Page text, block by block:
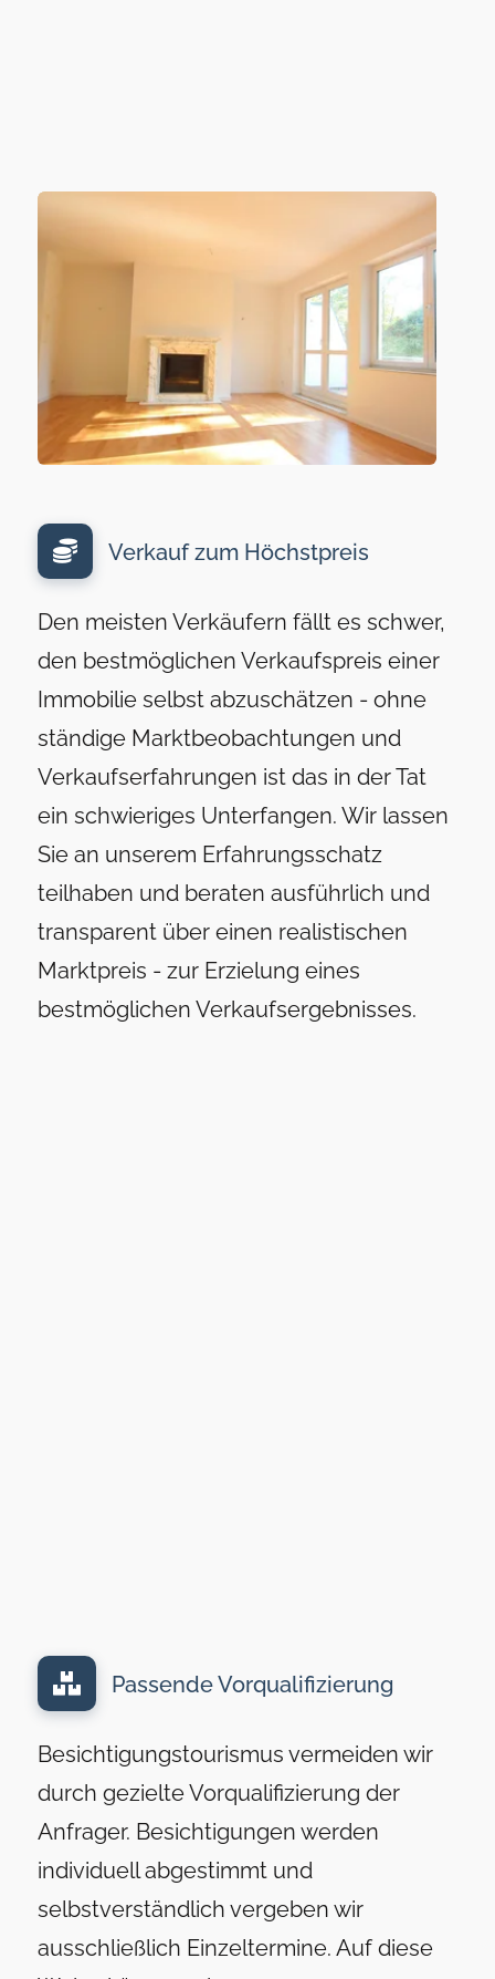
Verkauf zum Höchstpreis
Den meisten Verkäufern fällt es schwer,
den bestmöglichen Verkaufspreis einer
Immobilie selbst abzuschätzen - ohne
ständige Marktbeobachtungen und
Verkaufserfahrungen ist das in der Tat
ein schwieriges Unterfangen. Wir lassen
Sie an unserem Erfahrungsschatz
teilhaben und beraten ausführlich und
transparent über einen realistischen
Marktpreis - zur Erzielung eines
bestmöglichen Verkaufsergebnisses.
Passende Vorqualifizierung
Besichtigungstourismus vermeiden wir
durch gezielte Vorqualifizierung der
Anfrager. Besichtigungen werden
individuell abgestimmt und
selbstverständlich vergeben wir
ausschließlich Einzeltermine. Auf diese